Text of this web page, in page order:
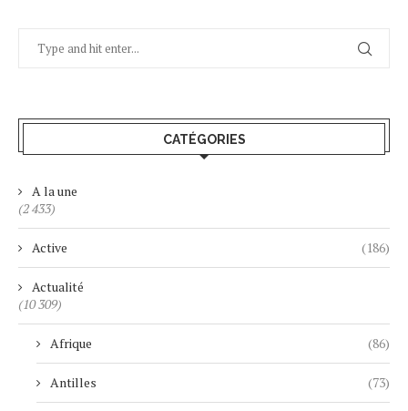
CATÉGORIES
A la une
(2 433)
Active (186)
Actualité
(10 309)
Afrique (86)
Antilles (73)